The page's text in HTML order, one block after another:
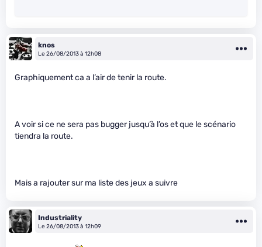
knos
Le 26/08/2013 à 12h08
Graphiquement ca a l’air de tenir la route.
A voir si ce ne sera pas bugger jusqu’à l’os et que le scénario
tiendra la route.
Mais a rajouter sur ma liste des jeux a suivre
Industriality
Le 26/08/2013 à 12h09